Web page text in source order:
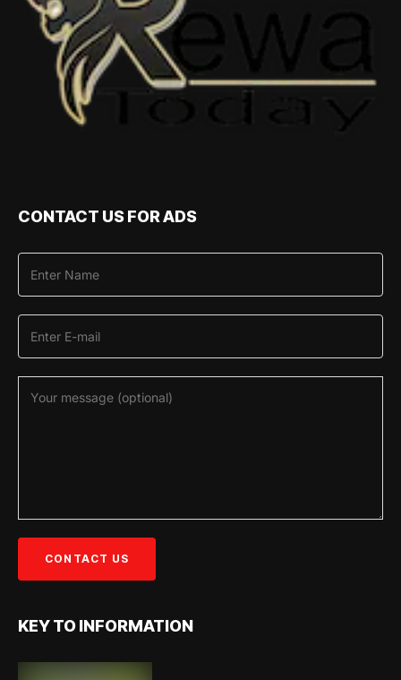
CONTACT US FOR ADS
KEY TO INFORMATION